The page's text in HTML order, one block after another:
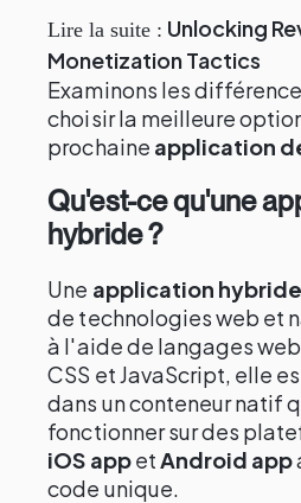
Lire la suite : Unlocking
Monetization Tactics
Examinons les
choisir la meilleure
prochaine application
Qu'est-ce qu'une
hybride ?
Une application hybride
de technologies web et
à l'aide de langages
CSS et JavaScript, elle
dans un conteneur natif
fonctionner sur des
iOS appetAndroid app
code unique.